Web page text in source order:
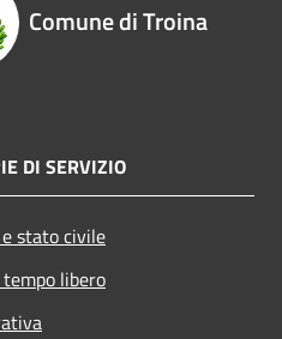
Comune di Troina
DI SERVIZIO
stato civile
libero